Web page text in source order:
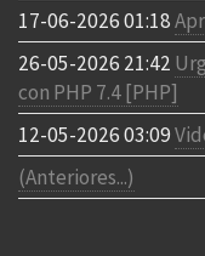
17-06-2026 01:18
26-05-2026 21:42
con PHP 7.4 [PHP]
12-05-2026 03:09
(Anteriores...)